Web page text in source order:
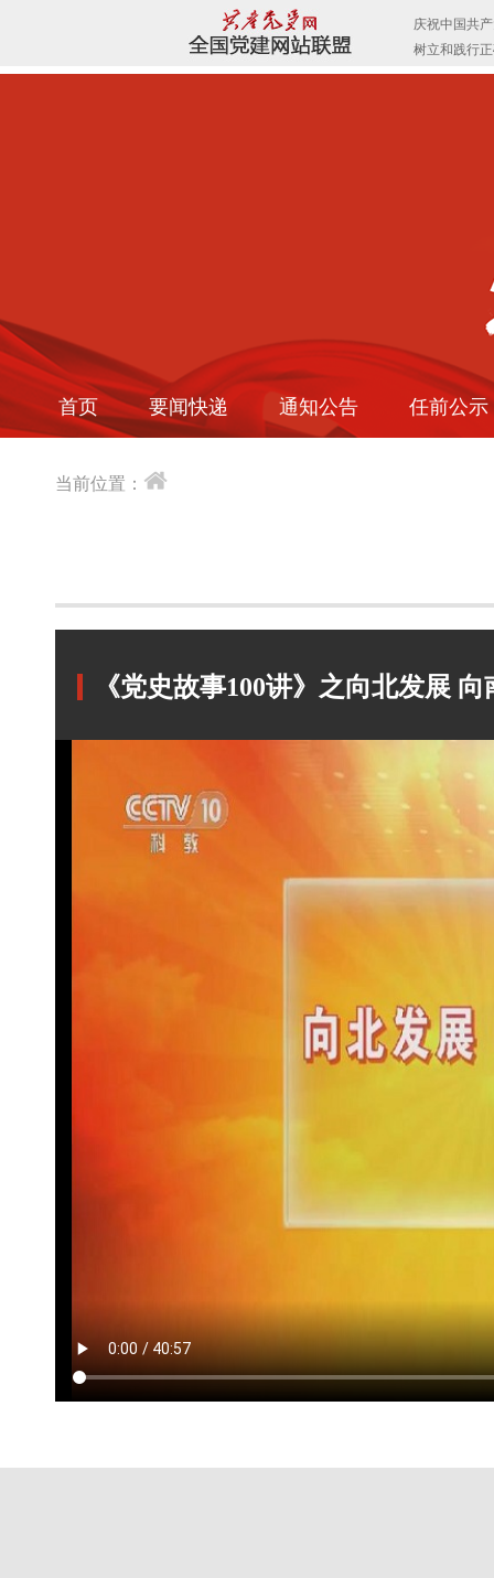
首页 要闻快递 通知公告 任前公示
当前位置：
《党史故事100讲》之向北发展 向